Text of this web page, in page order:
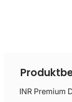
INR Premium